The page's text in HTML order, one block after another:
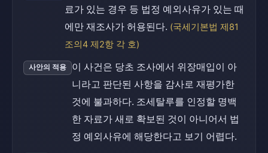
료가 있는 경우 등 법정 예외사유가 있는 때
에만 재조사가 허용된다. (국세기본법 제81
조의4 제2항 각 호)
사안의 적용
이 사건은 당초 조사에서 위장매입이 아
니라고 판단된 사항을 감사로 재평가한
것에 불과하다. 조세탈루를 인정할 명백
한 자료가 새로 확보된 것이 아니어서 법
정 예외사유에 해당한다고 보기 어렵다.